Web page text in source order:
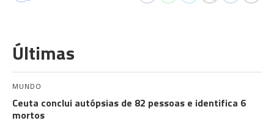
Últimas
MUNDO
Ceuta conclui autópsias de 82 pessoas e identifica 6
mortos